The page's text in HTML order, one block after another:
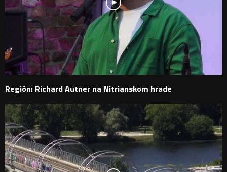
Región: Richard Autner na Nitrianskom hrade